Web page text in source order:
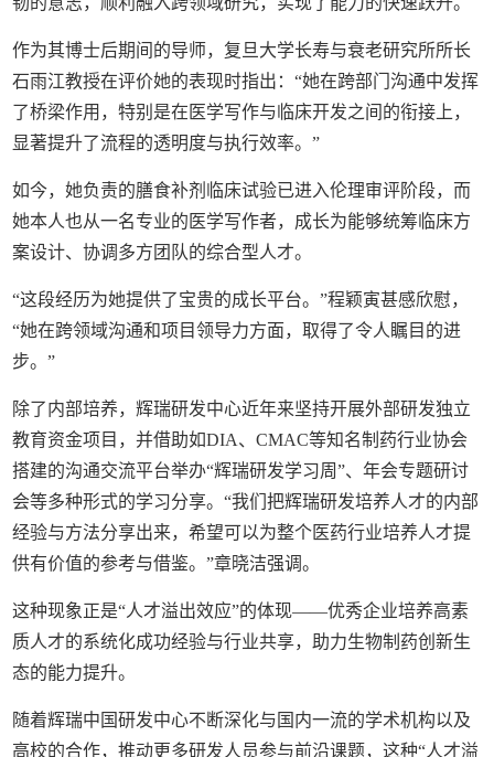
作为其博士后期间的导师，复旦大学长寿与衰老研究所所长
石雨江教授在评价她的表现时指出：“她在跨部门沟通中发挥
了桥梁作用，特别是在医学写作与临床开发之间的衔接上，
显著提升了流程的透明度与执行效率。”
如今，她负责的膳食补剂临床试验已进入伦理审评阶段，而
她本人也从一名专业的医学写作者，成长为能够统筹临床方
案设计、协调多方团队的综合型人才。
“这段经历为她提供了宝贵的成长平台。”程颖寅甚感欣慰，
“她在跨领域沟通和项目领导力方面，取得了令人瞩目的进
步。”
除了内部培养，辉瑞研发中心近年来坚持开展外部研发独立
教育资金项目，并借助如DIA、CMAC等知名制药行业协会
搭建的沟通交流平台举办“辉瑞研发学习周”、年会专题研讨
会等多种形式的学习分享。“我们把辉瑞研发培养人才的内部
经验与方法分享出来，希望可以为整个医药行业培养人才提
供有价值的参考与借鉴。”章晓洁强调。
这种现象正是“人才溢出效应”的体现——优秀企业培养高素
质人才的系统化成功经验与行业共享，助力生物制药创新生
态的能力提升。
随着辉瑞中国研发中心不断深化与国内一流的学术机构以及
高校的合作，推动更多研发人员参与前沿课题，这种“人才溢